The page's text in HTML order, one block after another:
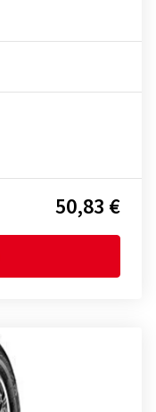
50,83 €